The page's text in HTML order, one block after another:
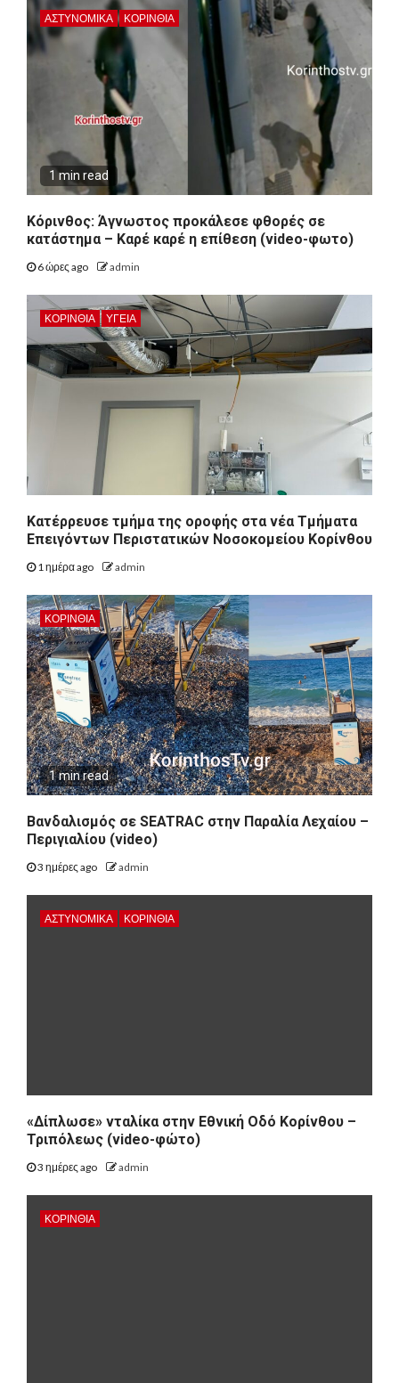
ΑΣΤΥΝΟΜΙΚΑ ΚΟΡΙΝΘΊΑ
1 min read
Κόρινθος: Άγνωστος προκάλεσε φθορές σε
κατάστημα – Καρέ καρέ η επίθεση (video-φωτο)
6 ώρες ago admin
ΚΟΡΙΝΘΊΑ ΥΓΕΙΑ
Kατέρρευσε τμήμα της οροφής στα νέα Τμήματα
Επειγόντων Περιστατικών Νοσοκομείου Κορίνθου
1 ημέρα ago admin
ΚΟΡΙΝΘΊΑ
1 min read
Βανδαλισμός σε SEATRAC στην Παραλία Λεχαίου –
Περιγιαλίου (video)
3 ημέρες ago admin
ΑΣΤΥΝΟΜΙΚΑ ΚΟΡΙΝΘΊΑ
«Δίπλωσε» νταλίκα στην Εθνική Oδό Κορίνθου –
Τριπόλεως (video-φώτο)
3 ημέρες ago admin
ΚΟΡΙΝΘΊΑ